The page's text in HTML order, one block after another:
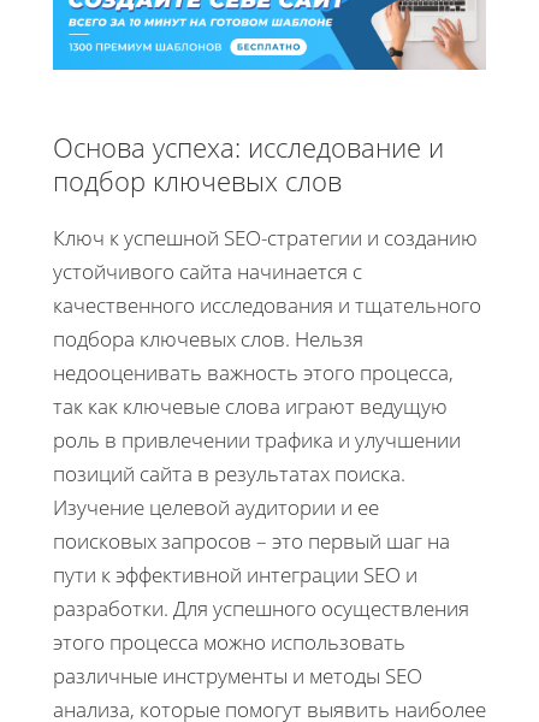
Основа успеха: исследование и
подбор ключевых слов
Ключ к успешной SEO-стратегии и созданию
устойчивого сайта начинается с
качественного исследования и тщательного
подбора ключевых слов. Нельзя
недооценивать важность этого процесса,
так как ключевые слова играют ведущую
роль в привлечении трафика и улучшении
позиций сайта в результатах поиска.
Изучение целевой аудитории и ее
поисковых запросов – это первый шаг на
пути к эффективной интеграции SEO и
разработки. Для успешного осуществления
этого процесса можно использовать
различные инструменты и методы SEO
анализа, которые помогут выявить наиболее